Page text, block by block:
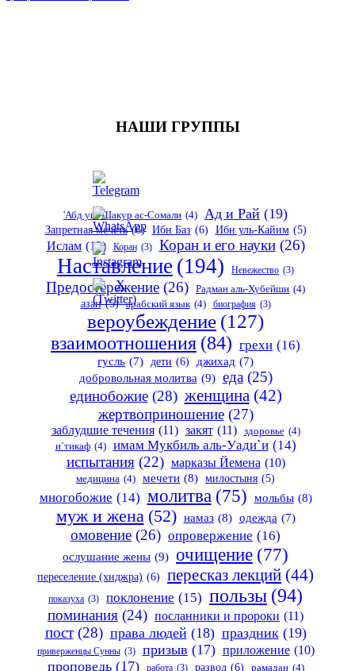
НАШИ ГРУППЫ
'Абд уш-Шакур ас-Сомали (4) Ад и Рай (19)
Запретная мечеть (6) Ибн Баз (6) Ибн уль-Кайим (5)
Ислам (12) Коран (3) Коран и его науки (26)
Наставление (194) Невежество (3)
Предостережение (26) Радман аль-Хубейши (4)
азан (5) арабский язык (4) биография (3)
вероубеждение (127)
взаимоотношения (84) грехи (16)
гусль (7) дети (6) джихад (7)
добровольная молитва (9) еда (25)
единобожие (28) женщина (42)
жертвоприношение (27)
заблудшие течения (11) закят (11) здоровье (4)
и`тикаф (4) имам Мукбиль аль-Уади`и (14)
испытания (22) марказы Йемена (10)
медицина (4) мечети (8) милостыня (5)
многобожие (14) молитва (75) мольбы (8)
муж и жена (52) намаз (8) одежда (7)
омовение (26) опровержение (16)
ослушание жены (9) очищение (77)
переселение (хиджра) (6) пересказ лекций (44)
показуха (3) поклонение (15) пользы (94)
поминания (24) посланники и пророки (11)
пост (28) права людей (18) праздник (19)
приверженцы Сунны (3) призыв (17) приложение (10)
проповедь (17) работа (3) развод (6) рамадан (4)